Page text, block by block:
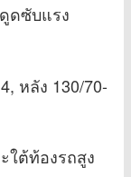
ดูดซับแรง
หลัง 130/70-
ใต้ท้องรถสูง